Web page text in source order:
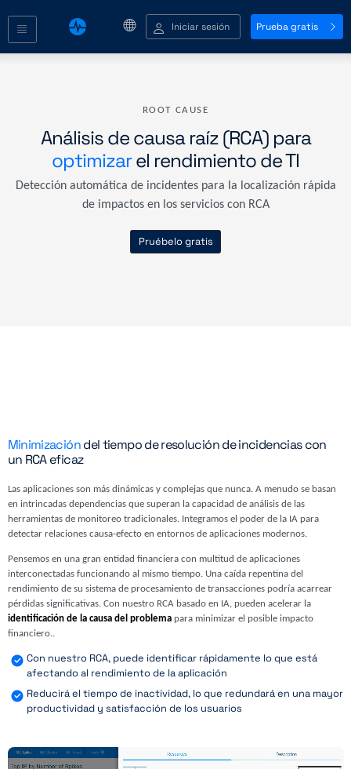
Iniciar sesión Prueba gratis
ROOT CAUSE
Análisis de causa raíz (RCA) para
optimizarel rendimiento de TI
Detección automática de incidentes para la localización rápida
de impactos en los servicios con RCA
Pruébelo gratis
Minimizacióndel tiempo de resolución de incidencias con
un RCA eficaz
Las aplicaciones son más dinámicas y complejas que nunca. A menudo se basan
en intrincadas dependencias que superan la capacidad de análisis de las
herramientas de monitoreo tradicionales. Integramos el poder de la IA para
detectar relaciones causa-efecto en entornos de aplicaciones modernos.
Pensemos en una gran entidad financiera con multitud de aplicaciones
interconectadas funcionando al mismo tiempo. Una caída repentina del
rendimiento de su sistema de procesamiento de transacciones podría acarrear
pérdidas significativas. Con nuestro RCA basado en IA, pueden acelerar la
identificación de la causa del problemapara minimizar el posible impacto
financiero..
Con nuestro RCA, puede identificar rápidamente lo que está
afectando al rendimiento de la aplicación
Reducirá el tiempo de inactividad, lo que redundará en una mayor
productividad y satisfacción de los usuarios